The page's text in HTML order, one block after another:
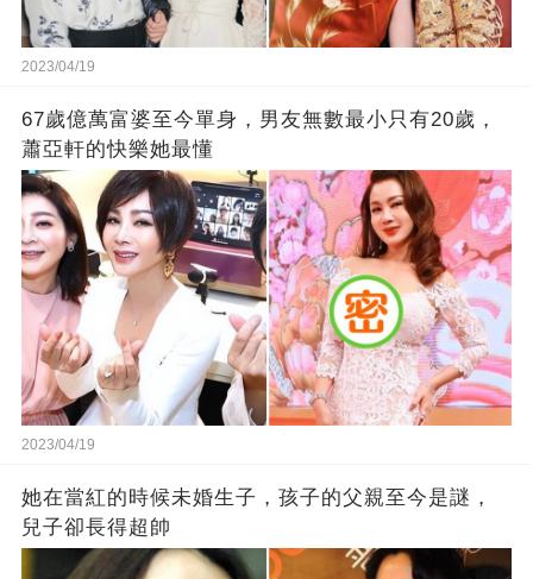
2023/04/19
67歲億萬富婆至今單身，男友無數最小只有20歲，
蕭亞軒的快樂她最懂
2023/04/19
她在當紅的時候未婚生子，孩子的父親至今是謎，
兒子卻長得超帥